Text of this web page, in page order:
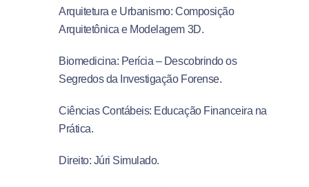
Arquitetura e Urbanismo: Composição
Arquitetônica e Modelagem 3D.
Biomedicina: Perícia – Descobrindo os
Segredos da Investigação Forense.
Ciências Contábeis: Educação Financeira na
Prática.
Direito: Júri Simulado.